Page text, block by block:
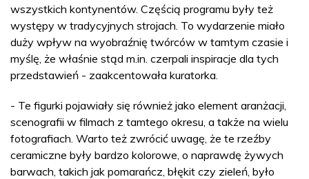
wszystkich kontynentów. Częścią programu były też
występy w tradycyjnych strojach. To wydarzenie miało
duży wpływ na wyobraźnię twórców w tamtym czasie i
myślę, że właśnie stąd m.in. czerpali inspiracje dla tych
przedstawień - zaakcentowała kuratorka.
- Te figurki pojawiały się również jako element aranżacji,
scenografii w filmach z tamtego okresu, a także na wielu
fotografiach. Warto też zwrócić uwagę, że te rzeźby
ceramiczne były bardzo kolorowe, o naprawdę żywych
barwach, takich jak pomarańcz, błękit czy zieleń, było